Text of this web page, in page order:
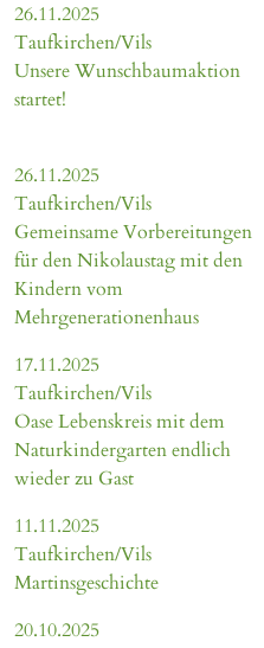
26.11.2025
Taufkirchen/Vils
Unsere Wunschbaumaktion
startet!
26.11.2025
Taufkirchen/Vils
Gemeinsame Vorbereitungen
für den Nikolaustag mit den
Kindern vom
Mehrgenerationenhaus
17.11.2025
Taufkirchen/Vils
Oase Lebenskreis mit dem
Naturkindergarten endlich
wieder zu Gast
11.11.2025
Taufkirchen/Vils
Martinsgeschichte
20.10.2025